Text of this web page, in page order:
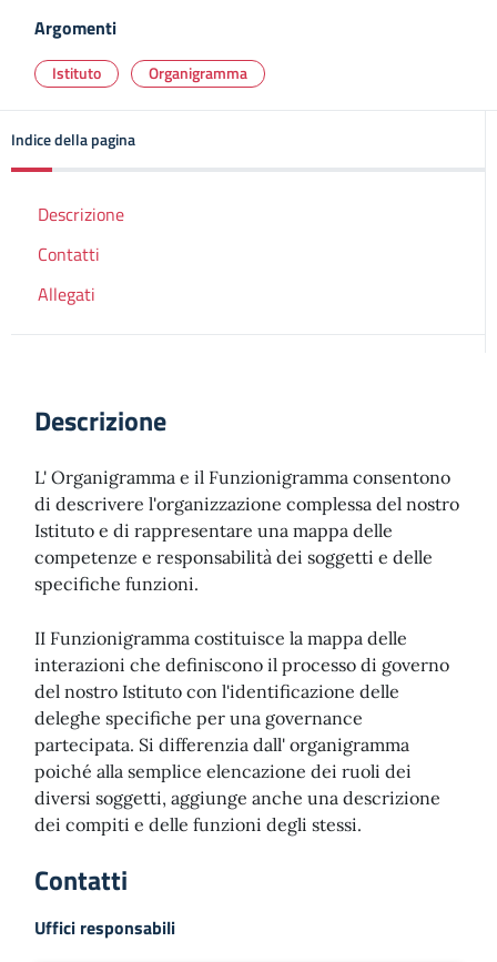
Argomenti
Istituto Organigramma
Indice della pagina
Descrizione
Contatti
Allegati
Descrizione
L' Organigramma e il Funzionigramma consentono
di descrivere l'organizzazione complessa del nostro
Istituto e di rappresentare una mappa delle
competenze e responsabilità dei soggetti e delle
specifiche funzioni.
II Funzionigramma costituisce la mappa delle
interazioni che definiscono il processo di governo
del nostro Istituto con l'identificazione delle
deleghe specifiche per una governance
partecipata. Si differenzia dall' organigramma
poiché alla semplice elencazione dei ruoli dei
diversi soggetti, aggiunge anche una descrizione
dei compiti e delle funzioni degli stessi.
Contatti
Uffici responsabili